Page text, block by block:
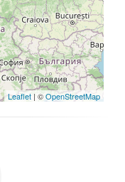
Leaflet | ©OpenStreetMap